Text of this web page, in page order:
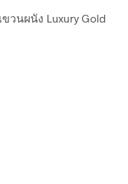
วนผนัง Luxury Gold